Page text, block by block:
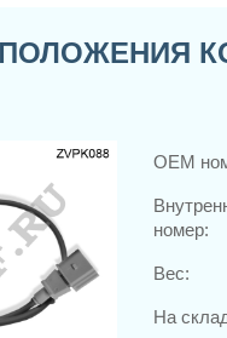
OEM
номер:
Вес:
На